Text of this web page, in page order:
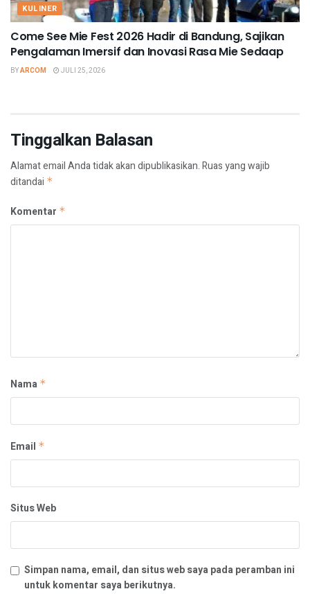
KULINER
Come See Mie Fest 2026 Hadir di Bandung, Sajikan
Pengalaman Imersif dan Inovasi Rasa Mie Sedaap
BYARCOM JULI 25, 2026
Tinggalkan Balasan
Alamat email Anda tidak akan dipublikasikan.Ruas yang wajib
ditandai *
Komentar *
Nama *
Email *
Situs Web
Simpan nama, email, dan situs web saya pada peramban ini
untuk komentar saya berikutnya.